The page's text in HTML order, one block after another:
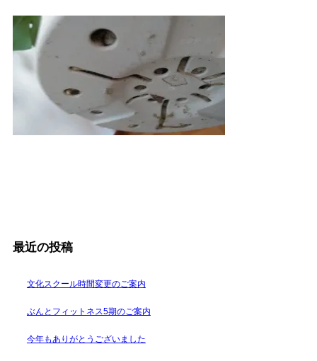
最近の投稿
文化スクール時間変更のご案内
ぶんとフィットネス5期のご案内
今年もありがとうございました